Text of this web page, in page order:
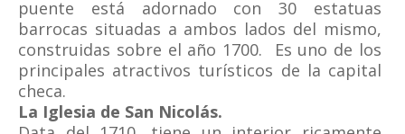
puente está adornado con 30 estatuas
barrocas situadas a ambos lados del mismo,
construidas sobre el año 1700. Es uno de los
principales atractivos turísticos de la capital
checa.
La Iglesia de San Nicolás.